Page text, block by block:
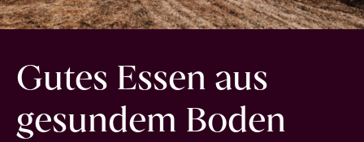
Gutes Essen aus
gesundem Boden